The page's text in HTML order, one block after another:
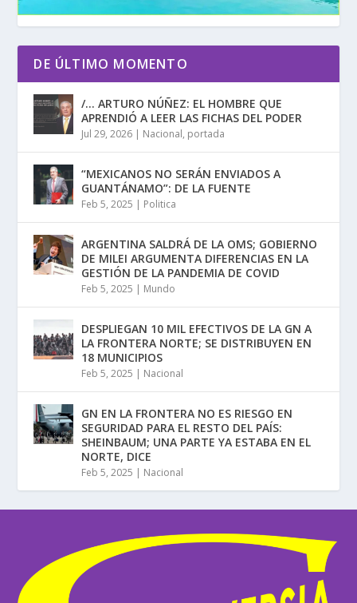
DE ÚLTIMO MOMENTO
/… ARTURO NÚÑEZ: EL HOMBRE QUE
APRENDIÓ A LEER LAS FICHAS DEL PODER
Jul 29, 2026 | Nacional, portada
“MEXICANOS NO SERÁN ENVIADOS A
GUANTÁNAMO”: DE LA FUENTE
Feb 5, 2025 | Politica
ARGENTINA SALDRÁ DE LA OMS; GOBIERNO
DE MILEI ARGUMENTA DIFERENCIAS EN LA
GESTIÓN DE LA PANDEMIA DE COVID
Feb 5, 2025 | Mundo
DESPLIEGAN 10 MIL EFECTIVOS DE LA GN A
LA FRONTERA NORTE; SE DISTRIBUYEN EN
18 MUNICIPIOS
Feb 5, 2025 | Nacional
GN EN LA FRONTERA NO ES RIESGO EN
SEGURIDAD PARA EL RESTO DEL PAÍS:
SHEINBAUM; UNA PARTE YA ESTABA EN EL
NORTE, DICE
Feb 5, 2025 | Nacional